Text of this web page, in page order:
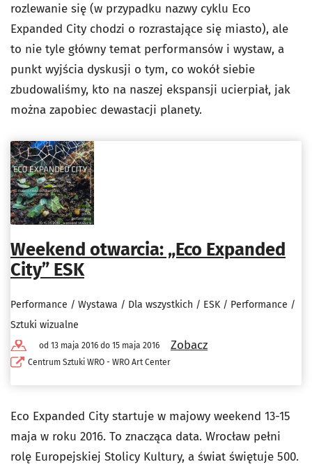
rozlewanie się (w przypadku nazwy cyklu Eco
Expanded City chodzi o rozrastające się miasto), ale
to nie tyle główny temat performansów i wystaw, a
punkt wyjścia dyskusji o tym, co wokół siebie
zbudowaliśmy, kto na naszej ekspansji ucierpiał, jak
można zapobiec dewastacji planety.
Weekend otwarcia: „Eco Expanded
City” ESK
Performance / Wystawa / Dla wszystkich / ESK / Performance /
Sztuki wizualne
od 13 maja 2016 do 15 maja 2016
Centrum Sztuki WRO - WRO Art Center
Zobacz
Eco Expanded City startuje w majowy weekend 13-15
maja w roku 2016. To znacząca data. Wrocław pełni
rolę Europejskiej Stolicy Kultury, a świat świętuje 500.